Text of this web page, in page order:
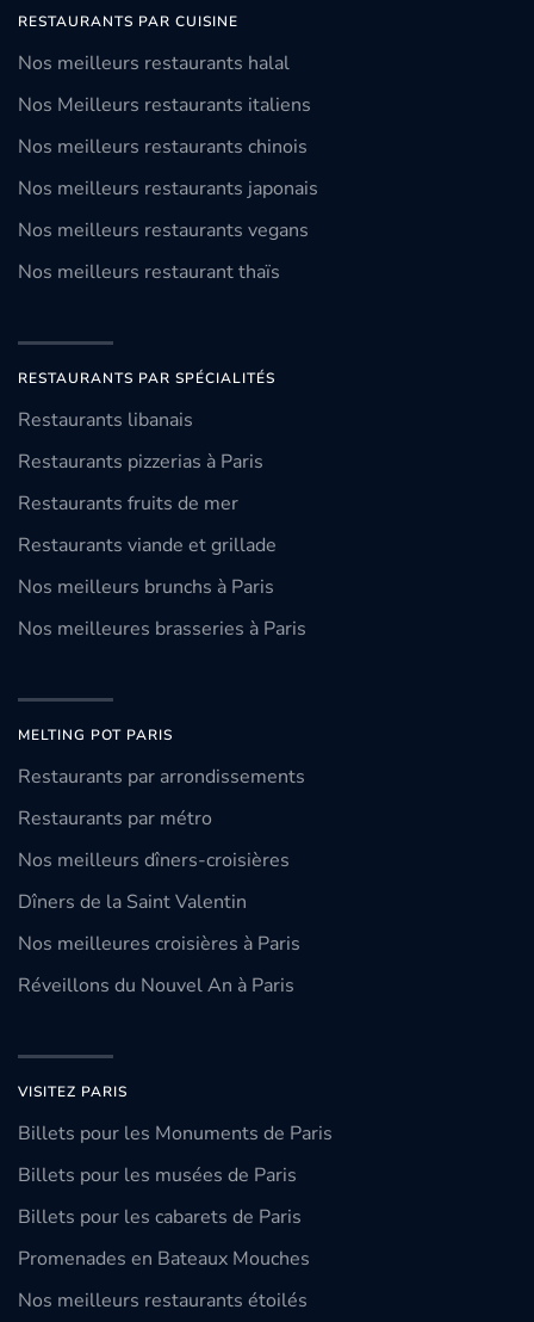
RESTAURANTS PAR CUISINE
Nos meilleurs restaurants halal
Nos Meilleurs restaurants italiens
Nos meilleurs restaurants chinois
Nos meilleurs restaurants japonais
Nos meilleurs restaurants vegans
Nos meilleurs restaurant thaïs
RESTAURANTS PAR SPÉCIALITÉS
Restaurants libanais
Restaurants pizzerias à Paris
Restaurants fruits de mer
Restaurants viande et grillade
Nos meilleurs brunchs à Paris
Nos meilleures brasseries à Paris
MELTING POT PARIS
Restaurants par arrondissements
Restaurants par métro
Nos meilleurs dîners-croisières
Dîners de la Saint Valentin
Nos meilleures croisières à Paris
Réveillons du Nouvel An à Paris
VISITEZ PARIS
Billets pour les Monuments de Paris
Billets pour les musées de Paris
Billets pour les cabarets de Paris
Promenades en Bateaux Mouches
Nos meilleurs restaurants étoilés